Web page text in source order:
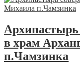
Архипастырь
в храм
п.Чамзинка